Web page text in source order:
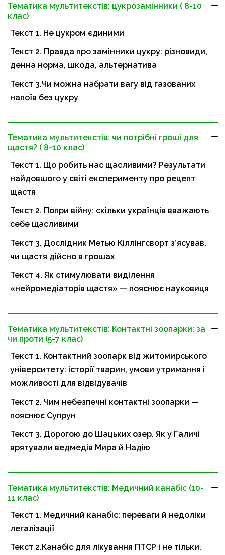
Тематика мультитекстів: цукрозамінники ( 8-10
клас)
Текст 1. Не цукром єдиними
Текст 2. Правда про замінники цукру: різновиди,
денна норма, шкода, альтернатива
Текст 3.Чи можна набрати вагу від газованих
напоїв без цукру
Тематика мультитекстів: чи потрібні гроші для
щастя? ( 8-10 клас)
Текст 1. Що робить нас щасливими? Результати
найдовшого у світі експерименту про рецепт
щастя
Текст 2. Попри війну: скільки українців вважають
себе щасливими
Текст 3. Дослідник Метью Кіллінгсворт з’ясував,
чи щастя дійсно в грошах
Текст 4. Як стимулювати виділення
«нейромедіаторів щастя» — пояснює науковиця
Тематика мультитекстів: Контактні зоопарки: за
чи проти (5-7 клас)
Текст 1. Контактний зоопарк від житомирського
університету: історії тварин, умови утримання і
можливості для відвідувачів
Текст 2. Чим небезпечні контактні зоопарки —
пояснює Супрун
Текст 3. Дорогою до Шацьких озер. Як у Галичі
врятували ведмедів Мира й Надію
Тематика мультитекстів: Медичний канабіс (10-
11 клас)
Текст 1. Медичний канабіс: переваги й недоліки
легалізації
Текст 2.Канабіс для лікування ПТСР і не тільки.